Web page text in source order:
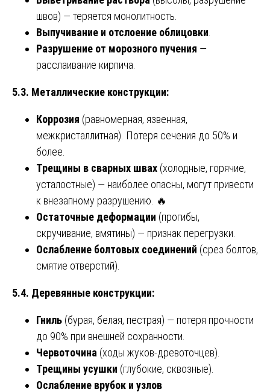
швов) — теряется монолитность.
Выпучивание и отслоение облицовки
Разрушение от морозного пучения —
расслаивание кирпича.
5.3. Металлические конструкции:
Коррозия (равномерная, язвенная,
межкристаллитная). Потеря сечения до 50% и
более.
Трещины в сварных швах (холодные, горячие,
усталостные) — наиболее опасны, могут привести
к внезапному разрушению. 🔥
Остаточные деформации (прогибы,
скручивание, вмятины) — признак перегрузки.
Ослабление болтовых соединений (срез болтов,
смятие отверстий).
5.4. Деревянные конструкции:
Гниль (бурая, белая, пестрая) — потеря прочности
до 90% при внешней сохранности.
Червоточина (ходы жуков-древоточцев).
Трещины усушки (глубокие, сквозные).
Ослабление врубок и узлов